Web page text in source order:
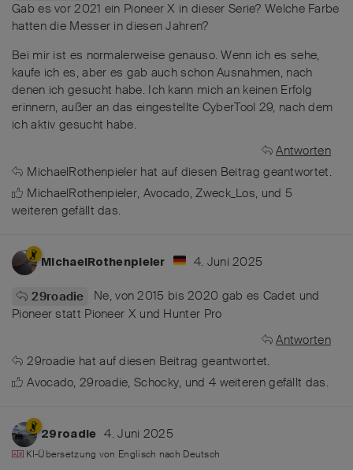
Gab es vor 2021 ein Pioneer X in dieser Serie? Welche Farbe
hatten die Messer in diesen Jahren?
Bei mir ist es normalerweise genauso. Wenn ich es sehe,
kaufe ich es, aber es gab auch schon Ausnahmen, nach
denen ich gesucht habe. Ich kann mich an keinen Erfolg
erinnern, außer an das eingestellte CyberTool 29, nach dem
ich aktiv gesucht habe.
Antworten
MichaelRothenpieler hat auf diesen Beitrag geantwortet.
MichaelRothenpieler, Avocado,Zweck_Los, und 5
weiteren gefällt das.
MichaelRothenpieler 4. Juni 2025
29roadie
Ne, von 2015 bis 2020 gab es Cadet und
Pioneer statt Pioneer X und Hunter Pro
Antworten
29roadie hat auf diesen Beitrag geantwortet.
Avocado,29roadie,Schocky, und 4 weiterengefällt das.
29roadie 4. Juni 2025
KI-Übersetzung von Englisch nach Deutsch